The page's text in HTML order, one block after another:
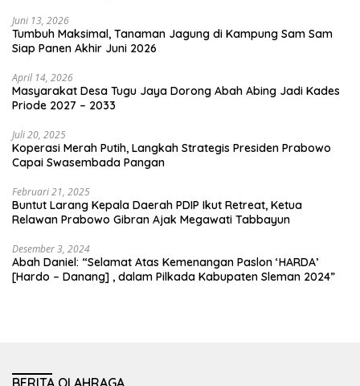
Juni 13, 2026
Tumbuh Maksimal, Tanaman Jagung di Kampung Sam Sam
Siap Panen Akhir Juni 2026
April 14, 2026
Masyarakat Desa Tugu Jaya Dorong Abah Abing Jadi Kades
Priode 2027 – 2033
Juli 20, 2025
Koperasi Merah Putih, Langkah Strategis Presiden Prabowo
Capai Swasembada Pangan
Februari 21, 2025
Buntut Larang Kepala Daerah PDIP Ikut Retreat, Ketua
Relawan Prabowo Gibran Ajak Megawati Tabbayun
Desember 3, 2024
Abah Daniel: “Selamat Atas Kemenangan Paslon ‘HARDA’
[Hardo – Danang] , dalam Pilkada Kabupaten Sleman 2024”